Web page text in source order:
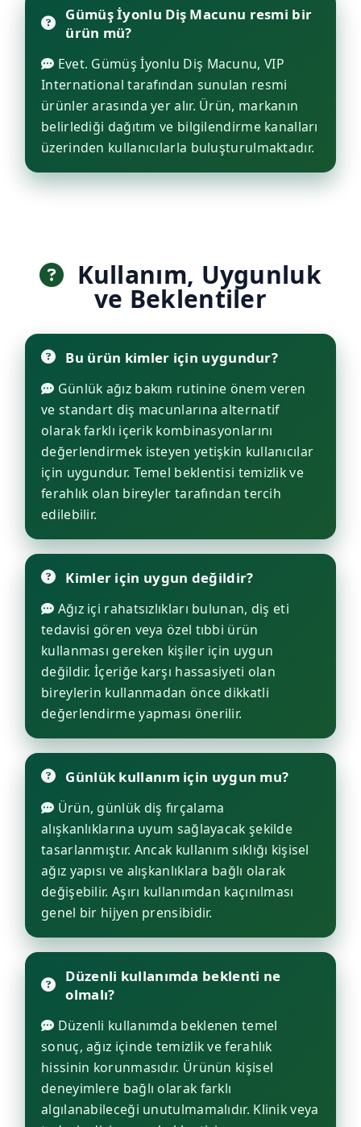
Gümüş İyonlu Diş Macunu resmi bir
ürün mü?
Evet. Gümüş İyonlu Diş Macunu, VIP
International tarafından sunulan resmi
ürünler arasında yer alır. Ürün, markanın
belirlediği dağıtım ve bilgilendirme kanalları
üzerinden kullanıcılarla buluşturulmaktadır.
Kullanım, Uygunluk
ve Beklentiler
Bu ürün kimler için uygundur?
Günlük ağız bakım rutinine önem veren
ve standart diş macunlarına alternatif
olarak farklı içerik kombinasyonlarını
değerlendirmek isteyen yetişkin kullanıcılar
için uygundur. Temel beklentisi temizlik ve
ferahlık olan bireyler tarafından tercih
edilebilir.
Kimler için uygun değildir?
Ağız içi rahatsızlıkları bulunan, diş eti
tedavisi gören veya özel tıbbi ürün
kullanması gereken kişiler için uygun
değildir. İçeriğe karşı hassasiyeti olan
bireylerin kullanmadan önce dikkatli
değerlendirme yapması önerilir.
Günlük kullanım için uygun mu?
Ürün, günlük diş fırçalama
alışkanlıklarına uyum sağlayacak şekilde
tasarlanmıştır. Ancak kullanım sıklığı kişisel
ağız yapısı ve alışkanlıklara bağlı olarak
değişebilir. Aşırı kullanımdan kaçınılması
genel bir hijyen prensibidir.
Düzenli kullanımda beklenti ne
olmalı?
Düzenli kullanımda beklenen temel
sonuç, ağız içinde temizlik ve ferahlık
hissinin korunmasıdır. Ürünün kişisel
deneyimlere bağlı olarak farklı
algılanabileceği unutulmamalıdır. Klinik veya